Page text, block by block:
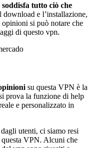
soddisfa tutto ciò che
e l’installazione,
si può notare che
di questo vpn.
su questa VPN è la
prova la funzione di help
e personalizzato in
utenti, ci siamo resi
VPN. Alcuni che